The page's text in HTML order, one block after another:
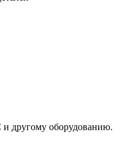
другому оборудованию.